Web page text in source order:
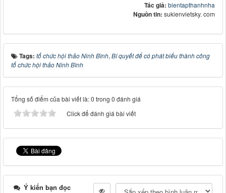
Tác giả: bientapthanhnha
Nguồn tin: sukienvietsky. com
Tags: tổ chức hội thảo Ninh Bình, Bí quyết để có phát biểu thành công
tổ chức hội thảo Ninh Bình
Tổng số điểm của bài viết là: 0 trong 0 đánh giá
Click để đánh giá bài viết
Ý kiến bạn đọc